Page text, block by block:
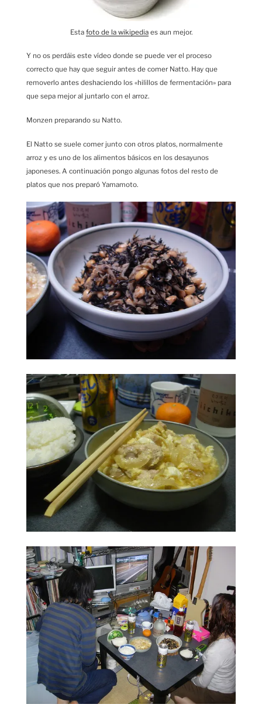
Esta foto de la wikipediaes aun mejor.
Y no os perdáis este vídeo donde se puede ver el proceso
correcto que hay que seguir antes de comer Natto. Hay que
removerlo antes deshaciendo los «hilillos de fermentación» para
que sepa mejor al juntarlo con el arroz.
Monzen preparando su Natto.
El Natto se suele comer junto con otros platos, normalmente
arroz y es uno de los alimentos básicos en los desayunos
japoneses. A continuación pongo algunas fotos del resto de
platos que nos preparó Yamamoto.